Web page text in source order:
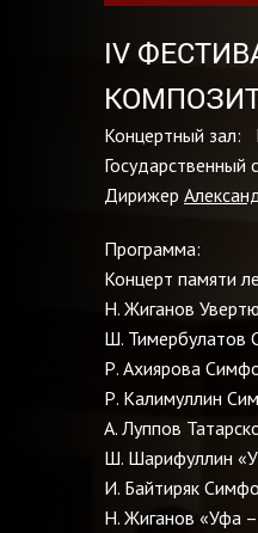
IV
Концертный зал:
Государственный
Дирижер
Программа:
Концерт памяти
Н. Жиганов
Ш. Тимербулатов
Р. Ахиярова
Р. Калимуллин
А. Луппов
Ш. Шарифуллин «У
И. Байтиряк
Н. Жиганов «Уфа